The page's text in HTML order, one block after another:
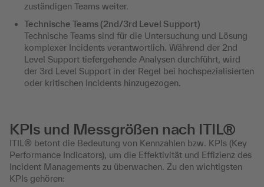
zuständigen Teams weiter.
Technische Teams (2nd/3rd Level Support)
Technische Teams sind für die Untersuchung und Lösung
komplexer Incidents verantwortlich. Während der 2nd
Level Support tiefergehende Analysen durchführt, wird
der 3rd Level Support in der Regel bei hochspezialisierten
oder kritischen Incidents hinzugezogen.
KPIs und Messgrößen nach ITIL®
ITIL® betont die Bedeutung von Kennzahlen bzw. KPIs (Key
Performance Indicators), um die Effektivität und Effizienz des
Incident Managements zu überwachen. Zu den wichtigsten
KPIs gehören: